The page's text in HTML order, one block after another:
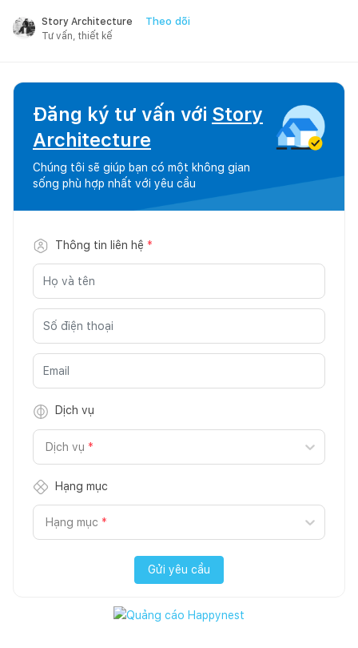
Story Architecture Theo dõi
Tư vấn, thiết kế
Đăng ký tư vấn với Story
Architecture
Chúng tôi sẽ giúp bạn có một không gian
sống phù hợp nhất với yêu cầu
Thông tin liên hệ *
Dịch vụ
Dịch vụ *
Hạng mục
Hạng mục *
Gửi yêu cầu